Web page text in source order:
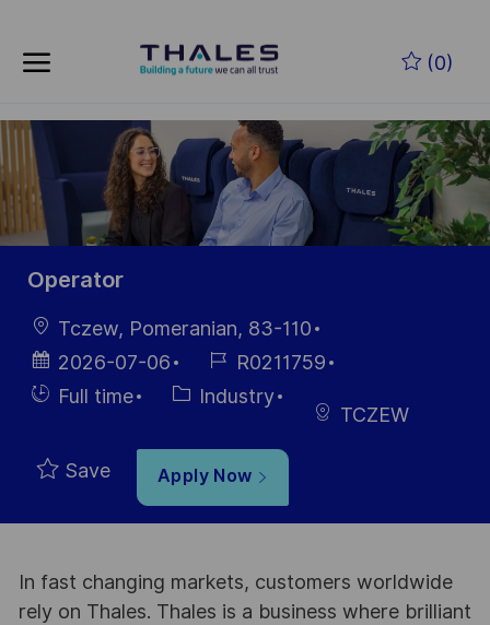
(0)
-
Operator
LocationTczew, Pomeranian, 83-110
Posted
Date
2026-07-06
Job
Id
R0211759
HiringFull time Category
Industry
TCZEW
Save Apply Now
In fast changing markets, customers worldwide
rely on Thales. Thales is a business where brilliant